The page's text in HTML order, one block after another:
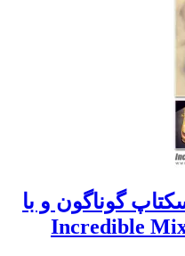
گوناگون و با